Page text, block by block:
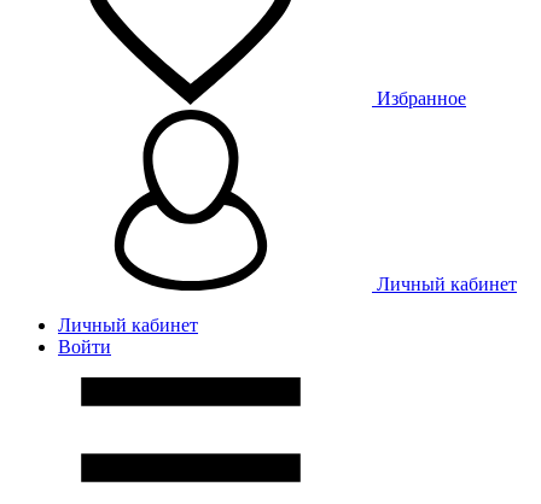
Избранное
Личный кабинет
Личный кабинет
Войти